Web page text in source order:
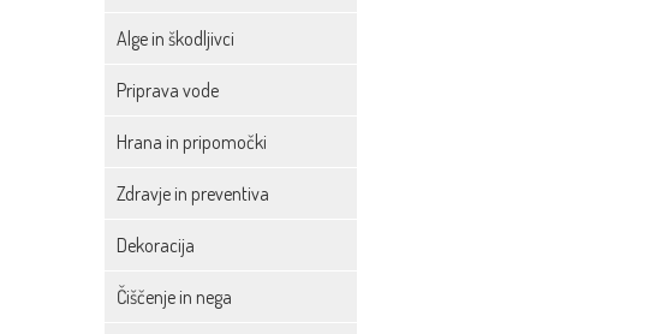
Alge in škodljivci
Priprava vode
Hrana in pripomočki
Zdravje in preventiva
Dekoracija
Čiščenje in nega